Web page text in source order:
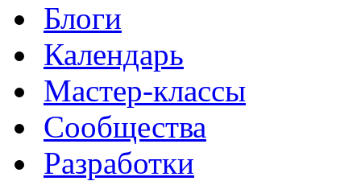
Блоги
Календарь
Мастер-классы
Сообщества
Разработки